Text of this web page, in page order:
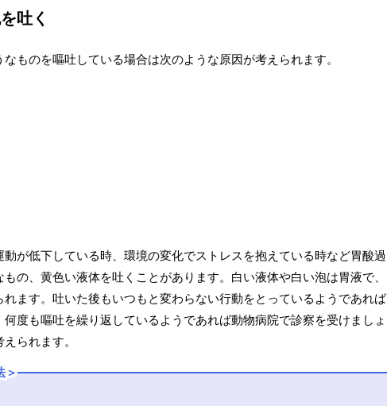
吐く
ものを嘔吐している場合は次のような原因が考えられます。
が低下している時、環境の変化でストレスを抱えている時など胃酸過
の、黄色い液体を吐くことがあります。白い液体や白い泡は胃液で、
ます。吐いた後もいつもと変わらない行動をとっているようであれば
度も嘔吐を繰り返しているようであれば動物病院で診察を受けましょ
られます。
＞